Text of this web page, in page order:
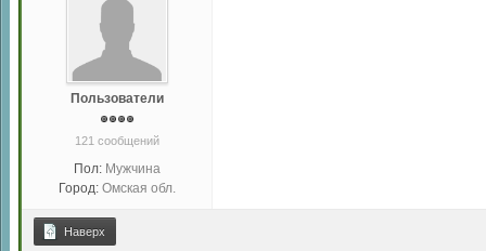
Пользователи
121 сообщений
Пол: Мужчина
Город: Омская обл.
Наверх